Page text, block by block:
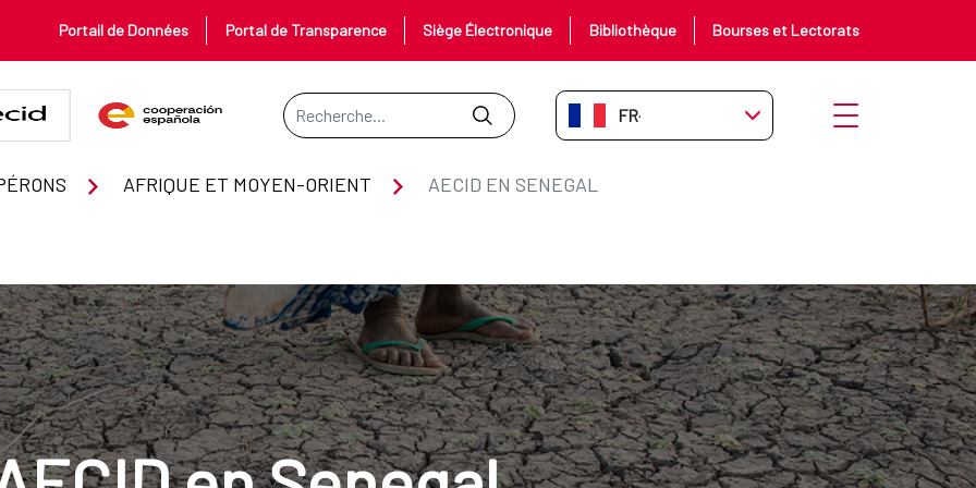
Portail de Données Portal de Transparence Siège Électronique Bibliothèque Bourses et Lectorats
Barre de recherche
FR-FR Ouvrir le menu
AFRIQUE ET MOYEN-ORIENT AECID EN SENEGAL